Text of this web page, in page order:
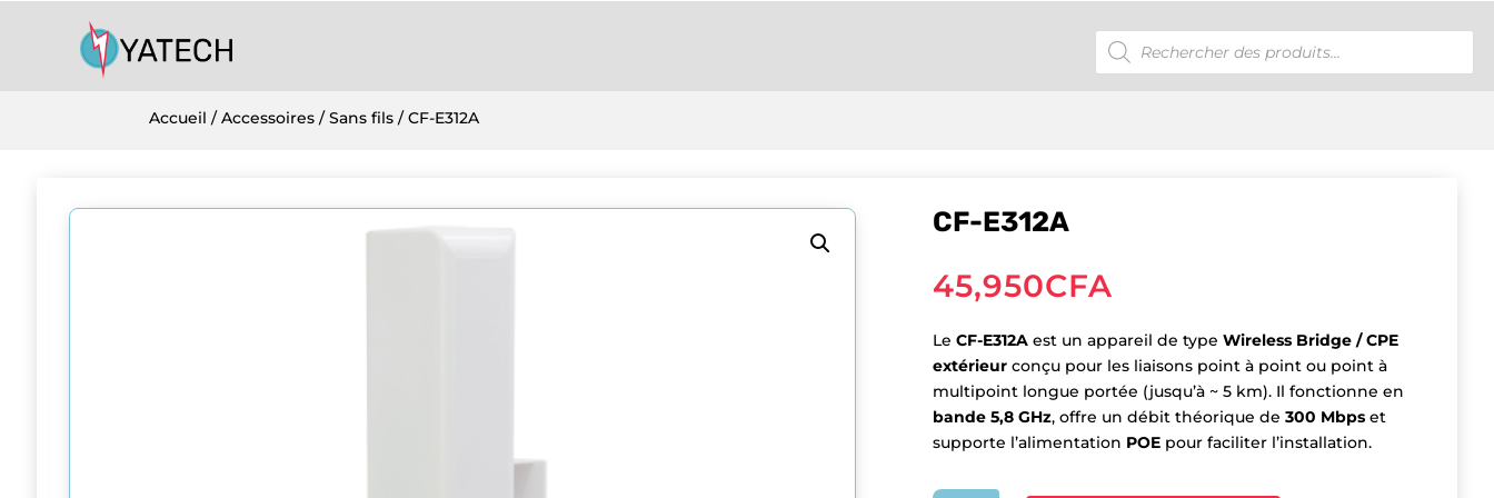
Recherche
de
produits
Accueil /Accessoires /Sans fils / CF-E312A
CF-E312A
45,950CFA
Le CF-E312Aest un appareil de type Wireless Bridge / CPE
extérieurconçu pour les liaisons point à point ou point à
multipoint longue portée (jusqu’à ~ 5 km). Il fonctionne en
bande 5,8 GHz, offre un débit théorique de 300 Mbpset
supporte l’alimentation POEpour faciliter l’installation.